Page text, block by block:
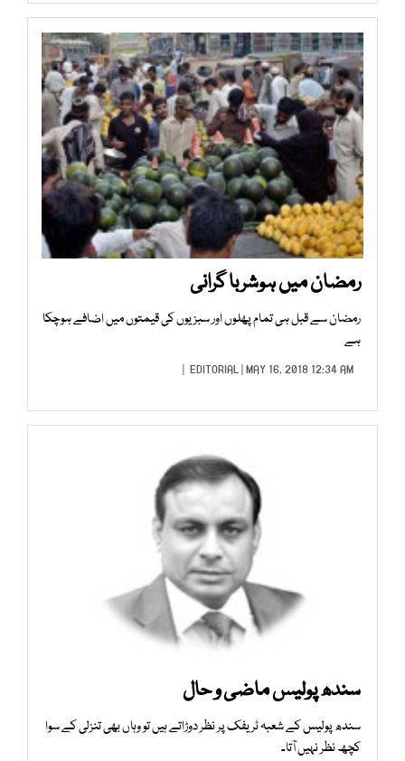
رمضان میں ہوشربا گرانی
رمضان سے قبل ہی تمام پھلوں اور سبزیوں کی قیمتوں میں اضافے ہوچکا
ہے
EDITORIAL| MAY 16, 2018 12:34 AM |
سندھ پولیس ماضی و حال
سندھ پولیس کے شعبہ ٹریفک پر نظر دوڑاتے ہیں تو وہاں بھی تنزلی کے سوا
کچھ نظر نہیں آتا۔